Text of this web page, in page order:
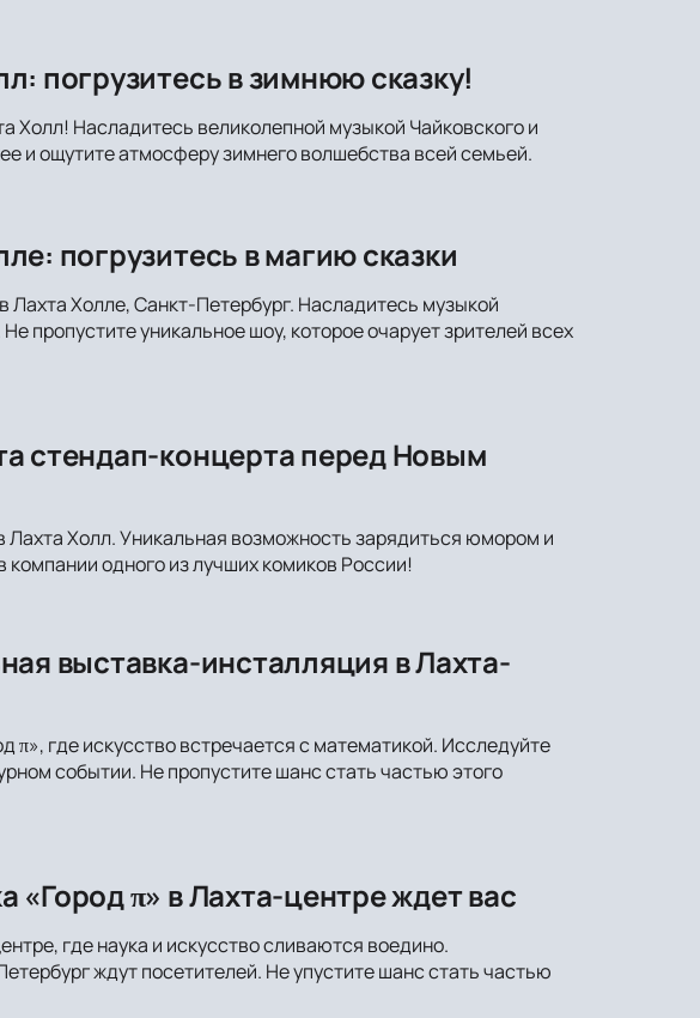
погрузитесь в зимнюю сказку!
Холл! Насладитесь великолепной музыкой Чайковского и
и ощутите атмосферу зимнего волшебства всей семьей.
погрузитесь в магию сказки
Холле, Санкт-Петербург. Насладитесь музыкой
пропустите уникальное шоу, которое очарует зрителей всех
стендап-концерта перед Новым
Холл. Уникальная возможность зарядиться юмором и
одного из лучших комиков России!
выставка-инсталляция в Лахта-
где искусство встречается с математикой. Исследуйте
событии. Не пропустите шанс стать частью этого
«Город π» в Лахта-центре ждет вас
где наука и искусство сливаются воедино.
ждут посетителей. Не упустите шанс стать частью